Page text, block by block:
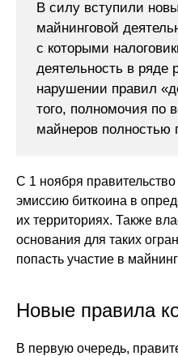
В силу вступили
майнинговой
с которыми
деятельность в ряде
нарушении правил
того, полномочия по
майнеров
С 1 ноября правительство
эмиссию биткоина в
их территориях. Также
основания для таких
попасть участие в
Новые правила
В первую очередь,